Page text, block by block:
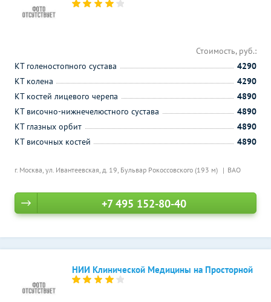
г. Москва, ул. Ивантеевская, д. 19, Бульвар Рокоссовского (193 м) ВАО
Стоимость, руб.:
КТ голеностопного сустава
4290
КТ колена
4290
КТ костей лицевого черепа
4890
КТ височно-нижнечелюстного сустава
4890
КТ глазных орбит
4890
КТ височных костей
4890
+7 495 152-80-40
НИИ Клинической Медицины на Просторной